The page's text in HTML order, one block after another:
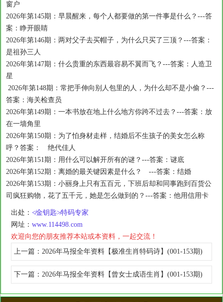
窗户
2026年第145期：早晨醒来，每个人都要做的第一件事是什么？---答
案：睁开眼睛
2026年第146期：两对父子去买帽子，为什么只买了三顶？---答案：
是祖孙三人
2026年第147期：什么贵重的东西最容易不翼而飞？---答案：人造卫
星
2026年第148期：常把手伸向别人包里的人，为什么却不是小偷？---
答案：海关检查员
2026年第149期：一本书放在地上什么地方你跨不过去？---答案：放
在一墙角里
2026年第150期：为了怕身材走样，结婚后不生孩子的美女怎么称
呼？答案： 绝代佳人
2026年第151期：用什么可以解开所有的谜？---答案：谜底
2026年第152期：离婚的最关键因素是什么？ ---答案：结婚
2026年第153期：小丽身上只有五百元，下班后却和同事跑到百货公
司疯狂购物，花了五千元，她是怎么做到的？---答案：他用信用卡
出处： ≮金钥匙≯特码专家
网址： www.114498.com
欢迎向您的朋友推荐本站或本资料，一起交流！
上一篇： 2026年马报全年资料【极准生肖特码诗】(001-153期)
下一篇： 2026年马报全年资料【曾女士成语生肖】(001-153期)